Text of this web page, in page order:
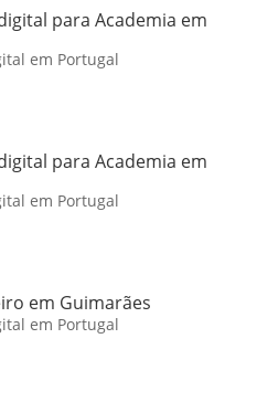
para Academia em
em Portugal
para Academia em
em Portugal
em Guimarães
em Portugal